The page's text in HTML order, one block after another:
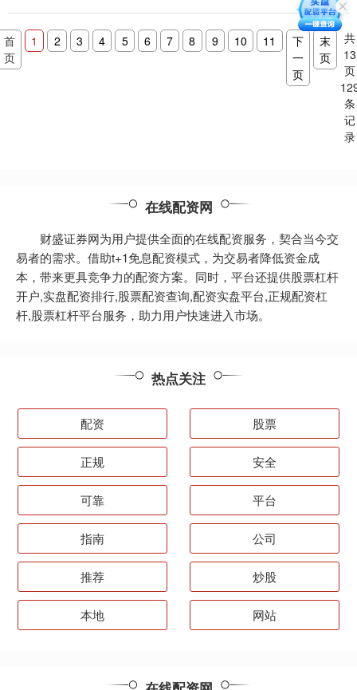
式，允许投资者....
首
页
1 2 3 4 5 6 7 8 9 10 11
下
一
页
末
页
共
13
页
条
记
录
在线配资网
财盛证券网为用户提供全面的在线配资服务，契合当今交
易者的需求。借助t+1免息配资模式，为交易者降低资金成
本，带来更具竞争力的配资方案。同时，平台还提供股票杠杆
开户,实盘配资排行,股票配资查询,配资实盘平台,正规配资杠
杆,股票杠杆平台服务，助力用户快速进入市场。
热点关注
配资 股票
正规 安全
可靠 平台
指南 公司
推荐 炒股
本地 网站